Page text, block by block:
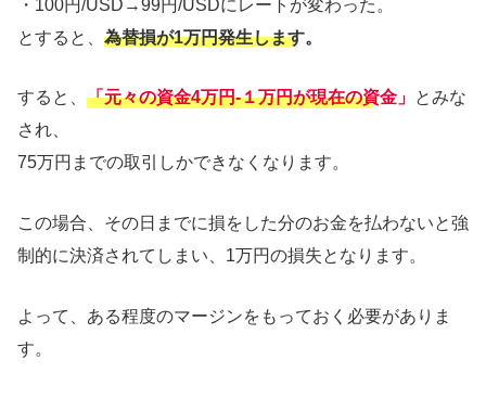
・100円/USD→99円/USDにレートが変わった。
とすると、 為替損が1万円発生します。
すると、 「元々の資金4万円-１万円が現在の資金」 とみな
され、
75万円までの取引しかできなくなります。
この場合、その日までに損をした分のお金を払わないと強
制的に決済されてしまい、1万円の損失となります。
よって、ある程度のマージンをもっておく必要がありま
す。